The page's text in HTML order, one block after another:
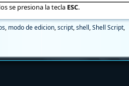
se presiona la tecla ESC.
, modo de edicion,script,shell,Shell Script,